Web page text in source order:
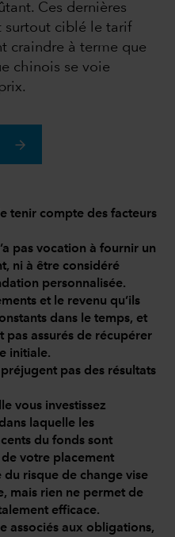
Ces dernières
surtout ciblé le tarif
craindre à terme que
chinois se voie
tenir compte des facteurs
pas vocation à fournir un
ni à être considéré
personnalisée.
et le revenu qu’ils
dans le temps, et
pas assurés de récupérer
initiale.
pas des résultats
vous investissez
laquelle les
du fonds sont
votre placement
du risque de change vise
mais rien ne permet de
efficace.
associés aux obligations,